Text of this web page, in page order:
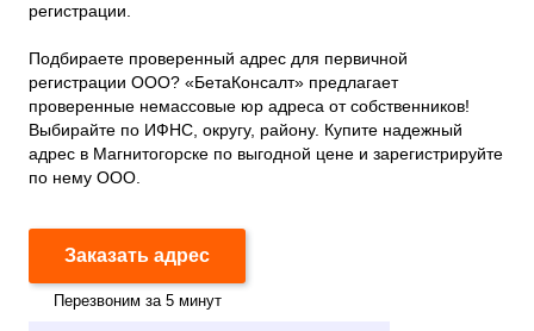
регистрации.
Подбираете проверенный адрес для первичной
регистрации ООО? «БетаКонсалт» предлагает
проверенные немассовые юр адреса от собственников!
Выбирайте по ИФНС, округу, району. Купите надежный
адрес в Магнитогорске по выгодной цене и зарегистрируйте
по нему ООО.
Заказать адрес
Перезвоним за 5 минут